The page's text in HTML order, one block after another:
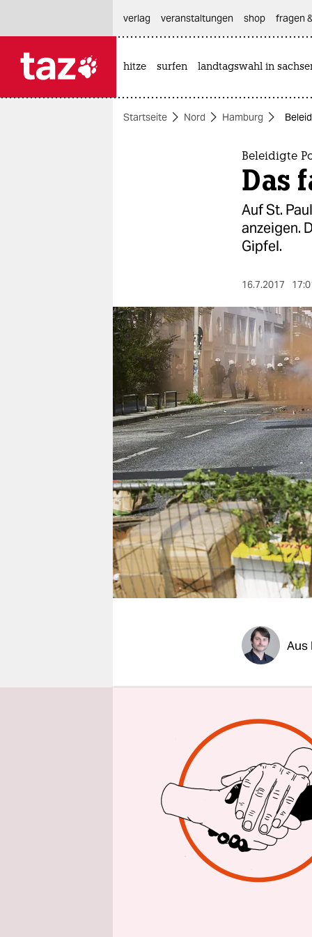
themen
berlin
nord
wahrheit
verlag
verlag
veranstaltungen
shop
fragen & hilfe
unterstützen
abo
genossenschaft
verlag
veranstaltungen shop fragen
hitze surfen landtagswahl in
Startseite Nord Hamburg
Beleidigte
Das
Auf St.
anzeigen.
Gipfel.
16.7.2017
Aus
| Die
hallt auch
nervös
irritieren
ich nun
Ladens
Ort mit
Sie trug